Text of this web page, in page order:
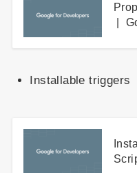
|
Installable triggers